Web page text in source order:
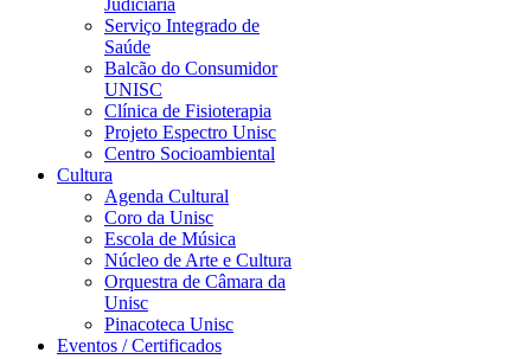
Judiciária
Serviço Integrado de
Saúde
Balcão do Consumidor
UNISC
Clínica de Fisioterapia
Projeto Espectro Unisc
Centro Socioambiental
Cultura
Agenda Cultural
Coro da Unisc
Escola de Música
Núcleo de Arte e Cultura
Orquestra de Câmara da
Unisc
Pinacoteca Unisc
Eventos / Certificados